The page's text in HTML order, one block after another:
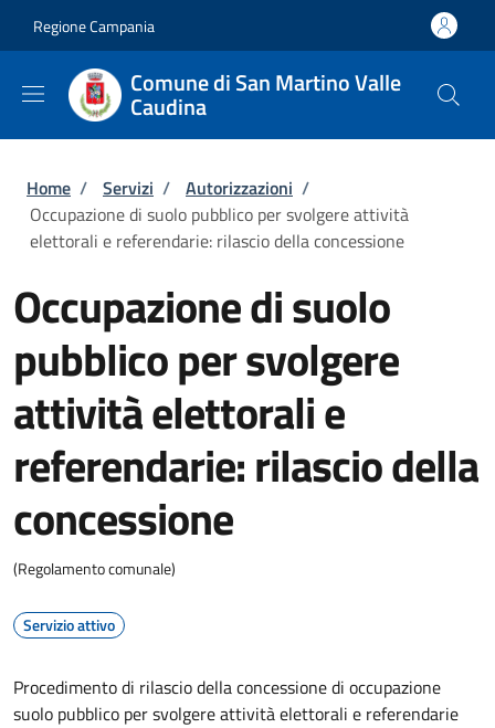
Regione Campania
Comune di San Martino Valle
Caudina
Briciole di pane
Home / Servizi / Autorizzazioni /
Occupazione di suolo pubblico per svolgere attività
elettorali e referendarie: rilascio della concessione
Occupazione di suolo
pubblico per svolgere
attività elettorali e
referendarie: rilascio della
concessione
(Regolamento comunale)
Servizio attivo
Procedimento di rilascio della concessione di occupazione
suolo pubblico per svolgere attività elettorali e referendarie